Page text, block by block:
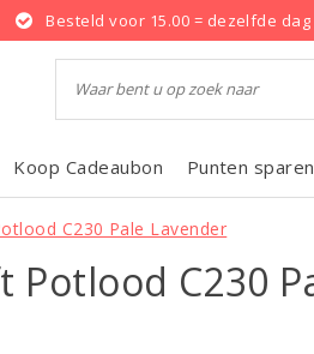
Besteld voor 15.00 = dezelfde
Koop Cadeaubon Punten sparen
C230 Pale Lavender
C230